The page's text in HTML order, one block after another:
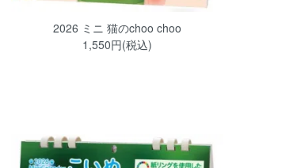
2026 ミニ 猫のchoo choo
1,550円(税込)